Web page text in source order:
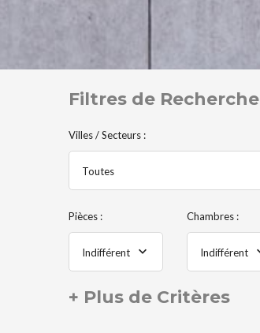
Filtres de Recherche
Villes / Secteurs :
Toutes
Pièces :
Indifférent
Chambres :
Indifférent
+ Plus de Critères